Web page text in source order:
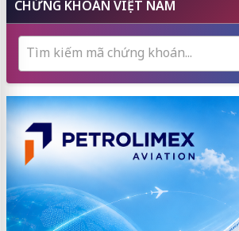
CHỨNG KHOÁN VIỆT NAM
Tìm kiếm mã chứng khoán...